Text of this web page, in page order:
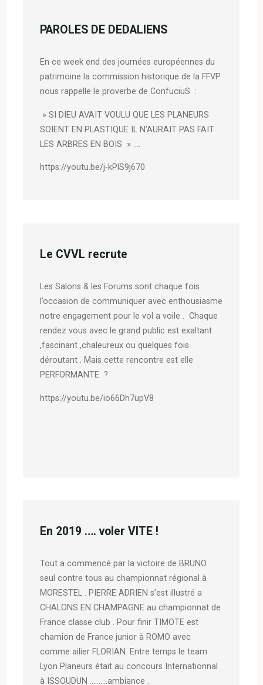
PAROLES DE DEDALIENS
En ce week end des journées européennes du
patrimoine la commission historique de la FFVP
nous rappelle le proverbe de ConfuciuS :
» SI DIEU AVAIT VOULU QUE LES PLANEURS
SOIENT EN PLASTIQUE IL N’AURAIT PAS FAIT
LES ARBRES EN BOIS » ….
https://youtu.be/j-kPlS9j670
Le CVVL recrute
Les Salons & les Forums sont chaque fois
l’occasion de communiquer avec enthousiasme
notre engagement pour le vol a voile . Chaque
rendez vous avec le grand public est exaltant
,fascinant ,chaleureux ou quelques fois
déroutant . Mais cette rencontre est elle
PERFORMANTE ?
https://youtu.be/io66Dh7upV8
En 2019 …. voler VITE !
Tout a commencé par la victoire de BRUNO
seul contre tous au championnat régional à
MORESTEL . PIERRE ADRIEN s’est illustré a
CHALONS EN CHAMPAGNE au championnat de
France classe club . Pour finir TIMOTE est
chamion de France junior à ROMO avec
comme ailier FLORIAN. Entre temps le team
Lyon Planeurs était au concours Internationnal
à ISSOUDUN ……….ambiance .